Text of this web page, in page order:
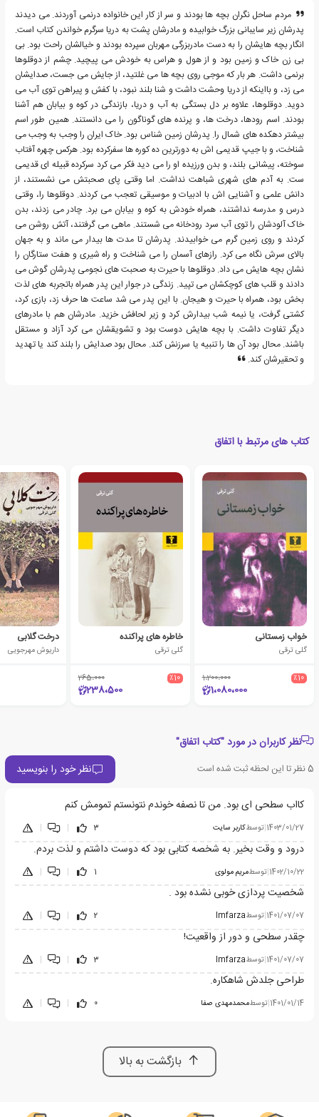
مردم ساحل نگران بچه ها بودند و سر از کار این خانواده درنمی آوردند. می دیدند
پدرشان زیر سایبانی بزرگ خوابیده و مادرشان پشت به دریا سرگرم خواندن کتاب است.
انگار بچه هایشان را به دست مادربزرگی مهربان سپرده بودند و خیالشان راحت بود. بی
بی زن خاک و زمین بود و از هول و هراس به خودش می پیچید. چشم از دوقلوها
برنمی داشت. هر بار که موجی روی بچه ها می غلتید، از جایش می جست، صدایشان
می زد، و بااینکه از دریا وحشت داشت و شنا بلند نبود، با کفش و پیراهن توی آب می
دوید. دوقلوها، علاوه بر دل بستگی به آب و دریا، بازندگی در کوه و بیابان هم آشنا
بودند. اسم رودها، درخت ها، و پرنده های گوناگون را می دانستند. همین طور اسم
بیشتر دهکده های شمال را. پدرشان زمین شناس بود. خاک ایران را وجب به وجب می
شناخت، و با جیپ قدیمی اش به دورترین ده کوره ها سفرکرده بود. هرکس چهره آفتاب
سوخته، پیشانی بلند، و بدن ورزیده او را می دید فکر می کرد سرکرده قبیله ای قدیمی
ست. به آدم های شهری شباهت نداشت. اما وقتی پای صحبتش می نشستند، از
دانش علمی و آشنایی اش با ادبیات و موسیقی تعجب می کردند. دوقلوها را، وقتی
درس و مدرسه نداشتند، همراه خودش به کوه و بیابان می برد. چادر می زدند، بدن
خاک آلودشان را توی آب سرد رودخانه می شستند. ماهی می گرفتند، آتش روشن می
کردند و روی زمین گرم می خوابیدند. پدرشان تا مدت ها بیدار می ماند و به جهان
بالای سرش نگاه می کرد. رازهای آسمان را می شناخت و راه شیری و هفت ستارگان را
نشان بچه هایش می داد. دوقلوها با حیرت به صحبت های نجومی پدرشان گوش می
دادند و قلب های کوچکشان می تپید. زندگی در جوار این پدر همراه باتجربه های لذت
بخش بود، همراه با حیرت و هیجان. با این پدر می شد ساعت ها حرف زد، بازی کرد،
کشتی گرفت، یا نیمه شب بیدارش کرد و زیر لحافش خزید. مادرشان هم با مادرهای
دیگر تفاوت داشت. با بچه هایش دوست بود و تشویقشان می کرد آزاد و مستقل
باشند. محال بود آن ها را تنبیه یا سرزنش کند. محال بود صدایش را بلند کند یا تهدید
و تحقیرشان کند.
کتاب های مرتبط با اتفاق
خواب زمستانی
گلی ترقی
٪10 1،200،000
1،080،000
خاطره های پراکنده
گلی ترقی
٪10 265،000
238،500
درخت گلابی
داریوش مهرجویی
نظر کاربران در مورد "کتاب اتفاق"
5 نظر تا این لحظه ثبت شده است نظر خود را بنویسید
کااب سطحی ای بود. من تا نصفه خوندم نتونستم تمومش کنم
1403/01/27
|توسطکاربر سایت 3
|
|
درود و وقت بخیر. به شخصه کتابی بود که دوست داشتم و لذت بردم.
1402/10/22
|توسطمریم مولوی 1
|
|
شخصیت پردازی خوبی نشده بود .
1401/07/07
|توسطImfarza
2
|
|
چقدر سطحی و دور از واقعیت!
1401/07/07
|توسطImfarza
3
|
|
طراحی جلدش شاهکاره.
1401/01/14
|توسطمحمدمهدی صفا 0
|
|
بازگشت به بالا